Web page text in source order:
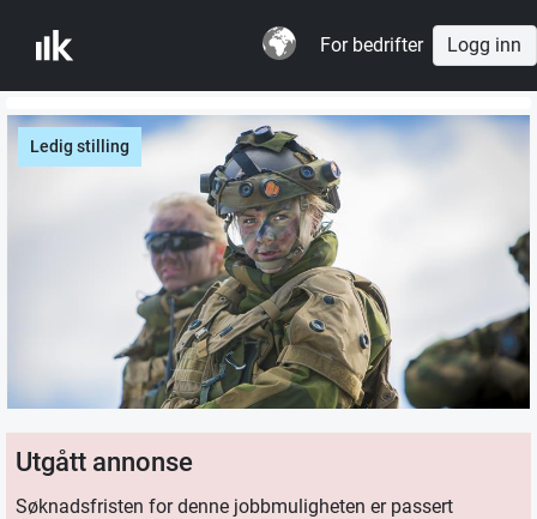
For bedrifter Logg inn
Ledig stilling
Utgått annonse
Søknadsfristen for denne jobbmuligheten er passert